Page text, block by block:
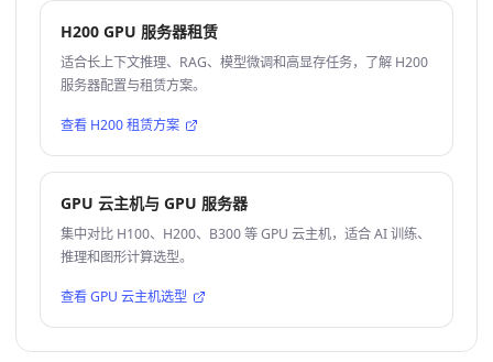
H200 GPU 服务器租赁
适合长上下文推理、RAG、模型微调和高显存任务，了解 H200
服务器配置与租赁方案。
查看 H200 租赁方案
GPU 云主机与 GPU 服务器
集中对比 H100、H200、B300 等 GPU 云主机，适合 AI 训练、
推理和图形计算选型。
查看 GPU 云主机选型